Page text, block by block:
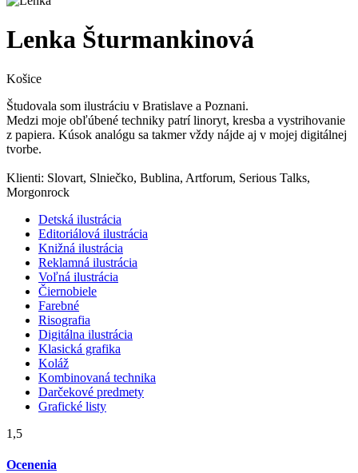
Lenka Šturmankinová
Košice
Študovala som ilustráciu v Bratislave a Poznani.
Medzi moje obľúbené techniky patrí linoryt, kresba a vystrihovanie
z papiera. Kúsok analógu sa takmer vždy nájde aj v mojej digitálnej
tvorbe.
Klienti: Slovart, Slniečko, Bublina, Artforum, Serious Talks,
Morgonrock
Detská ilustrácia
Editoriálová ilustrácia
Knižná ilustrácia
Reklamná ilustrácia
Voľná ilustrácia
Čiernobiele
Farebné
Risografia
Digitálna ilustrácia
Klasická grafika
Koláž
Kombinovaná technika
Darčekové predmety
Grafické listy
1,5
Ocenenia